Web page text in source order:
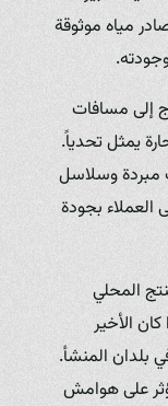
مياه موثوقة
إلى مسافات
يمثل تحدياً.
مبردة وسلاسل
العملاء بجودة
المحلي
الأخير
بلدان المنشأ.
على هوامش